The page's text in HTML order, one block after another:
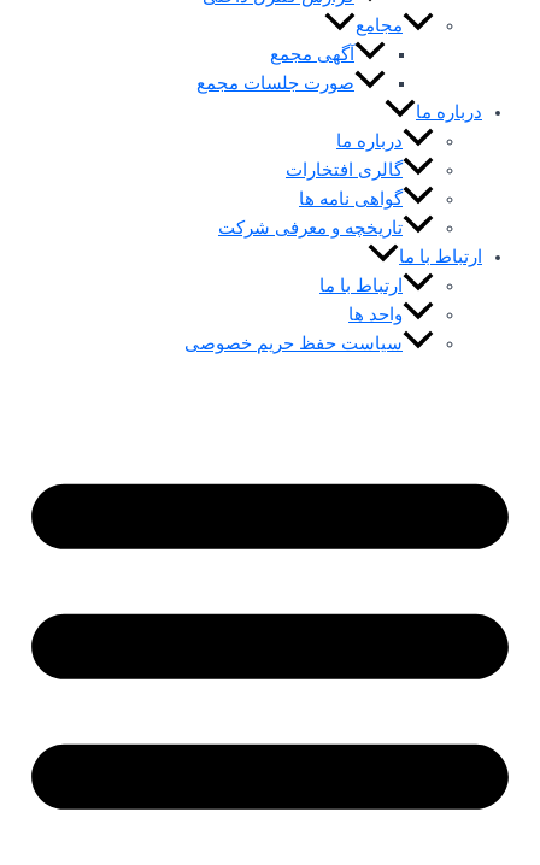
مجامع
آگهی مجمع
صورت جلسات مجمع
درباره ما
درباره ما
گالری افتخارات
گواهی نامه ها
تاریخچه و معرفی شرکت
ارتباط با ما
ارتباط با ما
واحد ها
سیاست حفظ حریم خصوصی